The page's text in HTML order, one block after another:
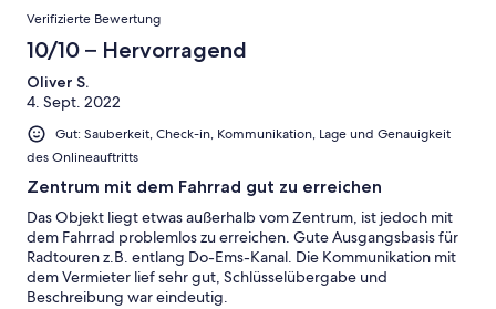
Verifizierte Bewertung
10/10 – Hervorragend
Oliver S.
4. Sept. 2022
Gut: Sauberkeit, Check-in, Kommunikation, Lage und Genauigkeit
des Onlineauftritts
Zentrum mit dem Fahrrad gut zu erreichen
Das Objekt liegt etwas außerhalb vom Zentrum, ist jedoch mit
dem Fahrrad problemlos zu erreichen. Gute Ausgangsbasis für
Radtouren z.B. entlang Do-Ems-Kanal. Die Kommunikation mit
dem Vermieter lief sehr gut, Schlüsselübergabe und
Beschreibung war eindeutig.